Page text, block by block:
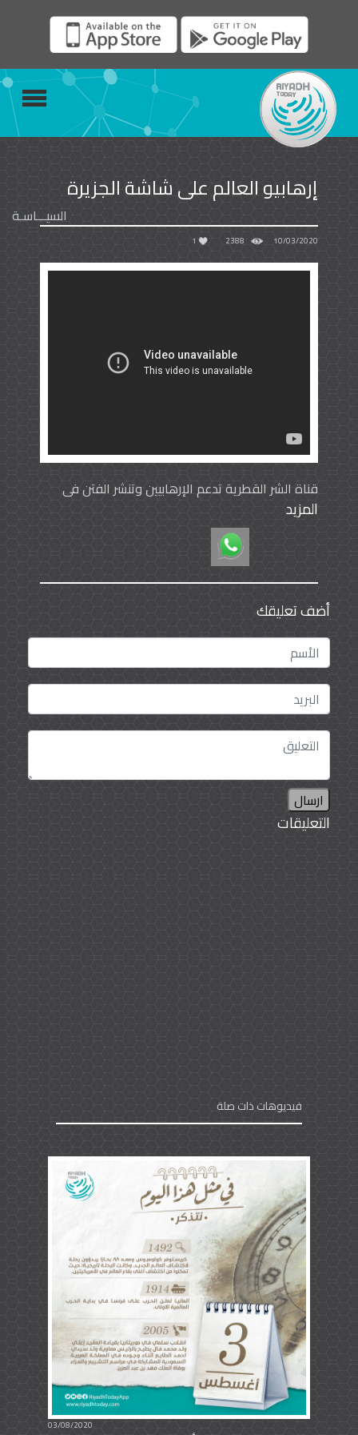
إرهابيو العالم على شاشة الجزيرة
السيـــاسـة
10/03/2020
2388
1
قناة الشر القطرية تدعم الإرهابيين وتنشر الفتن في
العالم
المزيد
أضف تعليقك
ارسال
التعليقات
فيديوهات ذات صلة
03/08/2020